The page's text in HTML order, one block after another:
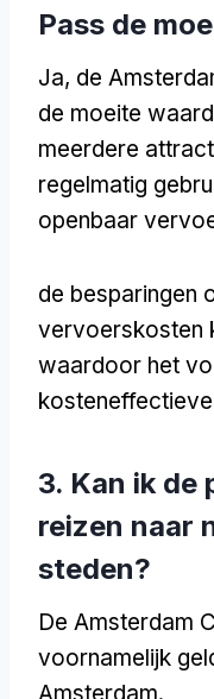
Pass de
Ja, de
de moeite
meerdere
regelmatig
openbaar
de besparingen
vervoerskosten
waardoor het
3. Kan ik de
reizen naar
steden?
De Amsterdam
voornamelijk
Amsterdam.